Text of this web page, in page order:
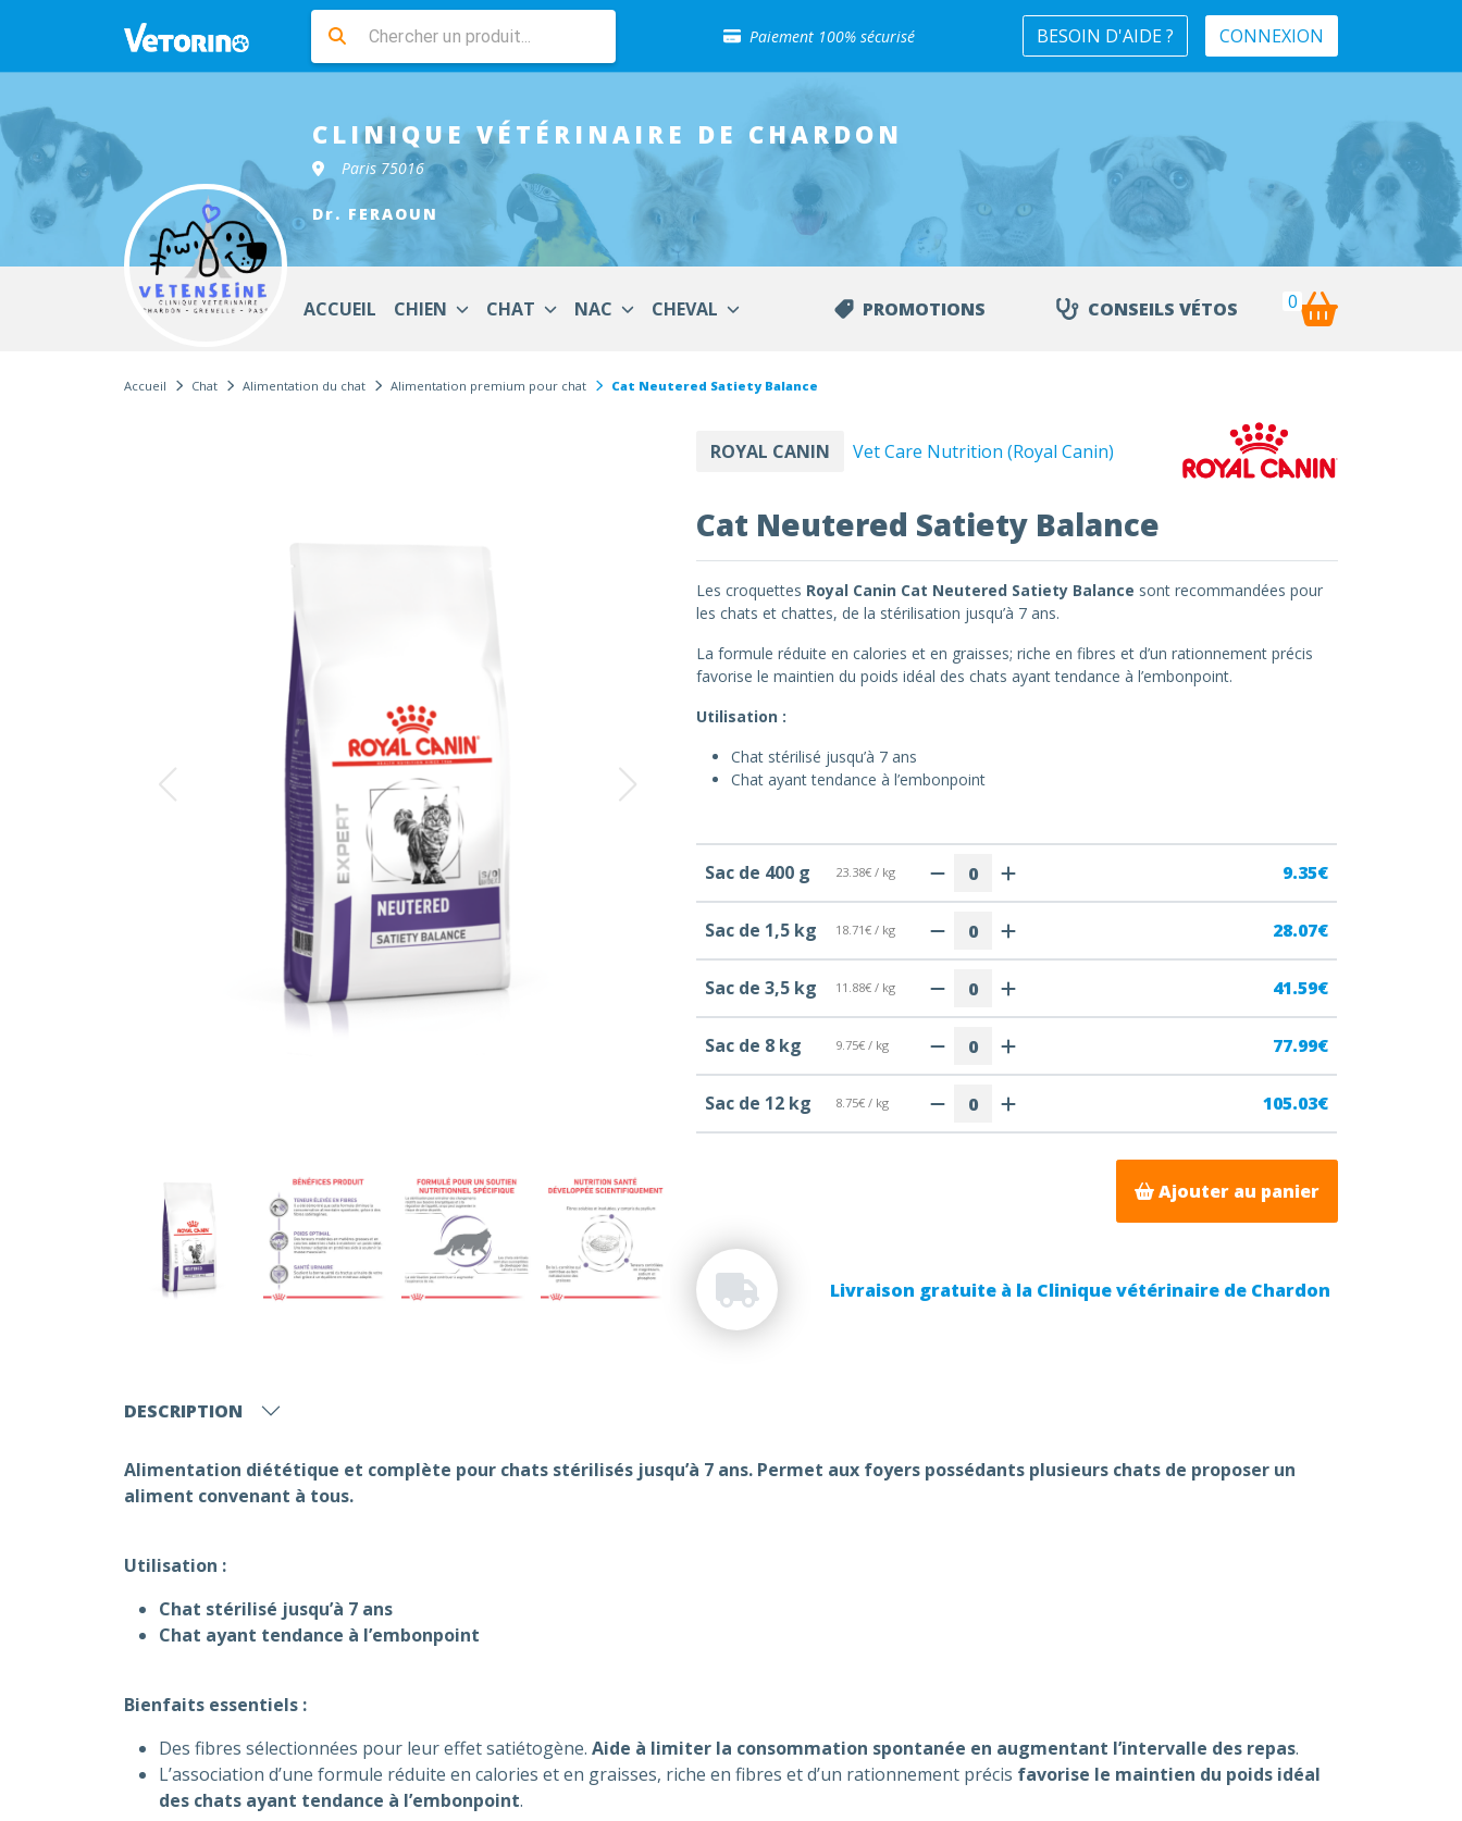
Paiement 100% sécurisé
Paiement 100% sécurisé
Livraison gratuite en clinique vétérinaire
Retour gratuit en clinique
Sélection de croquettes vétérinaire
BESOIN D'AIDE ? CONNEXION
CLINIQUE VÉTÉRINAIRE DE CHARDON
Paris 75016
Dr. FERAOUN
ACCUEIL CHIEN CHAT NAC CHEVAL PROMOTIONS CONSEILS VÉTOS 0
Accueil Chat Alimentation du chat Alimentation premium pour chat Cat Neutered Satiety Balance
ROYAL CANIN Vet Care Nutrition (Royal Canin)
Cat Neutered Satiety Balance
Les croquettes Royal Canin Cat Neutered Satiety Balance sont recommandées pour
les chats et chattes, de la stérilisation jusqu’à 7 ans.
La formule réduite en calories et en graisses; riche en fibres et d’un rationnement précis
favorise le maintien du poids idéal des chats ayant tendance à l’embonpoint.
Utilisation :
Chat stérilisé jusqu’à 7 ans
Chat ayant tendance à l’embonpoint
Sac de 400 g 23.38€ / kg 9.35€
Sac de 1,5 kg 18.71€ / kg 28.07€
Sac de 3,5 kg 11.88€ / kg 41.59€
Sac de 8 kg 9.75€ / kg 77.99€
Sac de 12 kg 8.75€ / kg 105.03€
Ajouter au panier
Livraison gratuite à la Clinique vétérinaire de Chardon
DESCRIPTION
Alimentation diététique et complète pour chats stérilisés jusqu’à 7 ans. Permet aux foyers possédants plusieurs chats de proposer un
aliment convenant à tous.
Utilisation :
Chat stérilisé jusqu’à 7 ans
Chat ayant tendance à l’embonpoint
Bienfaits essentiels :
Des fibres sélectionnées pour leur effet satiétogène. Aide à limiter la consommation spontanée en augmentant l’intervalle des repas.
L’association d’une formule réduite en calories et en graisses, riche en fibres et d’un rationnement précis favorise le maintien du poids idéal
des chats ayant tendance à l’embonpoint.